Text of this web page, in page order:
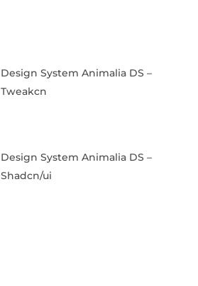
Design System Animalia DS –
Tweakcn
Design System Animalia DS –
Shadcn/ui